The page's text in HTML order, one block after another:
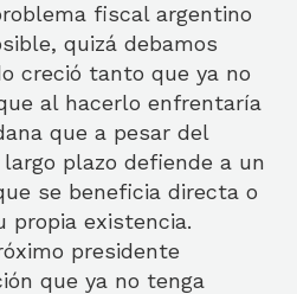
fiscal argentino
quizá debamos
creció tanto que ya no
al hacerlo enfrentaría
que a pesar del
plazo defiende a un
se beneficia directa o
propia existencia.
presidente
que ya no tenga